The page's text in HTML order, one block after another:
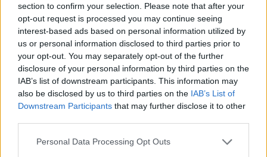
section to confirm your selection. Please note that after your
opt-out request is processed you may continue seeing
interest-based ads based on personal information utilized by
us or personal information disclosed to third parties prior to
your opt-out. You may separately opt-out of the further
disclosure of your personal information by third parties on the
IAB’s list of downstream participants. This information may
also be disclosed by us to third parties on the IAB’s List of
Downstream Participants that may further disclose it to other
Personal Data Processing Opt Outs
GAZDASÁG
Kiderült, hogyan ámították Szijjártóék a
nemzetközi közeget
A látszat volt a fontos, ezért pedig mindent meg is tettek.